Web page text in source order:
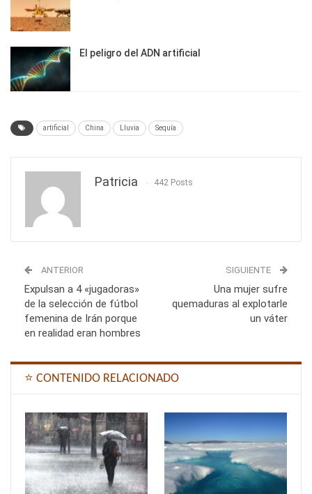
El peligro del ADN artificial
artificial China Lluvia Sequía
Patricia 442 Posts
ANTERIOR
Expulsan a 4 «jugadoras»
de la selección de fútbol
femenina de Irán porque
en realidad eran hombres
SIGUIENTE
Una mujer sufre
quemaduras al explotarle
un váter
⭐ CONTENIDO RELACIONADO